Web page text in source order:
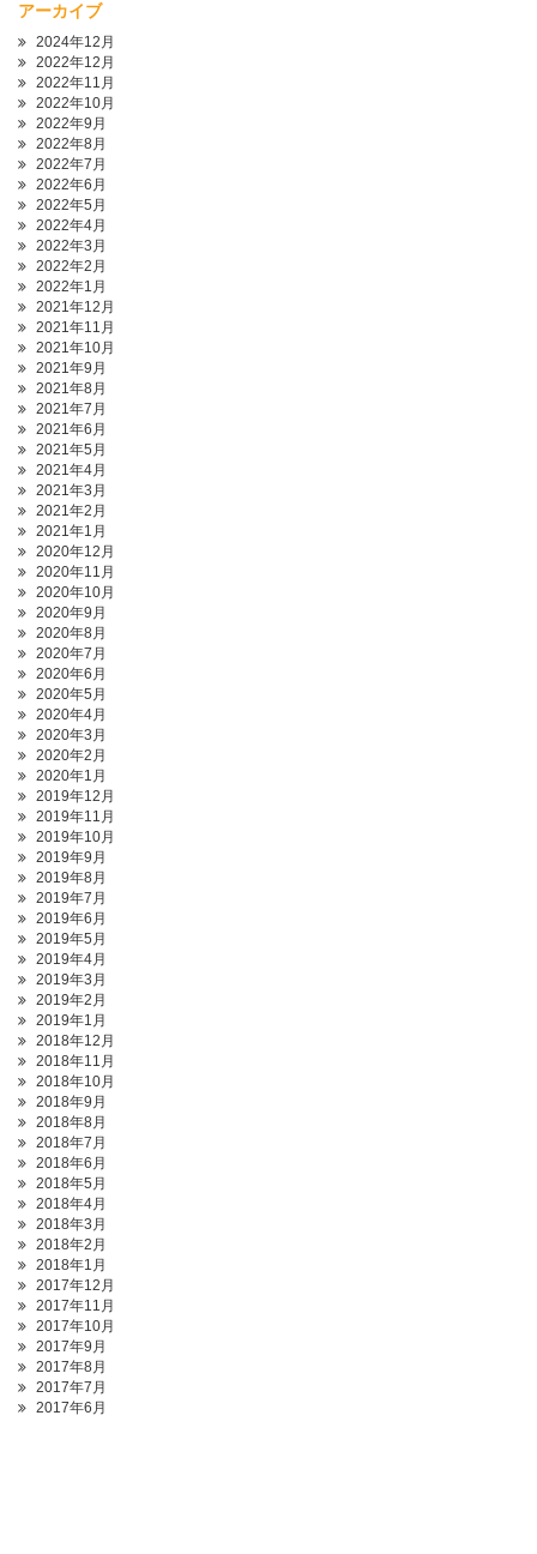
アーカイブ
2024年12月
2022年12月
2022年11月
2022年10月
2022年9月
2022年8月
2022年7月
2022年6月
2022年5月
2022年4月
2022年3月
2022年2月
2022年1月
2021年12月
2021年11月
2021年10月
2021年9月
2021年8月
2021年7月
2021年6月
2021年5月
2021年4月
2021年3月
2021年2月
2021年1月
2020年12月
2020年11月
2020年10月
2020年9月
2020年8月
2020年7月
2020年6月
2020年5月
2020年4月
2020年3月
2020年2月
2020年1月
2019年12月
2019年11月
2019年10月
2019年9月
2019年8月
2019年7月
2019年6月
2019年5月
2019年4月
2019年3月
2019年2月
2019年1月
2018年12月
2018年11月
2018年10月
2018年9月
2018年8月
2018年7月
2018年6月
2018年5月
2018年4月
2018年3月
2018年2月
2018年1月
2017年12月
2017年11月
2017年10月
2017年9月
2017年8月
2017年7月
2017年6月